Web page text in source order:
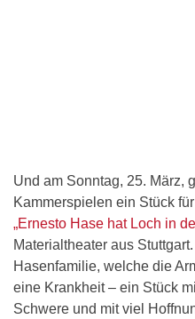
Und am Sonntag, 25. März,
Kammerspielen ein Stück
„Ernesto Hase hat Loch in
Materialtheater aus
Hasenfamilie, welche die
eine Krankheit – ein Stück
Schwere und mit viel